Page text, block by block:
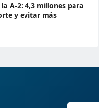
A-2: 4,3 millones para
y evitar más